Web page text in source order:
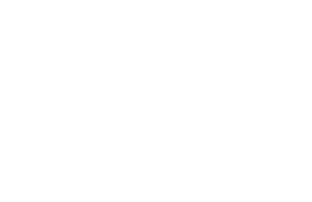
ist ein wirklich